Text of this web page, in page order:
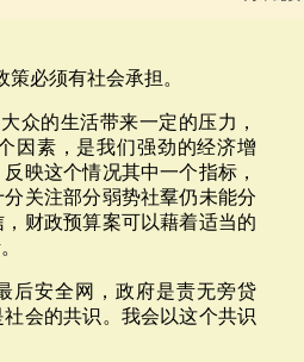
必须有社会承担。
的生活带来一定的压力，
因素，是我们强劲的经济增
映这个情况其中一个指标，
关注部分弱势社羣仍未能分
财政预算案可以藉着适当的
安全网，政府是责无旁贷
会的共识。我会以这个共识